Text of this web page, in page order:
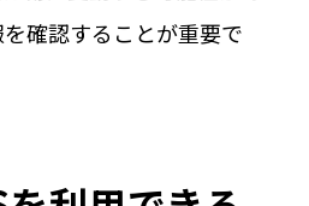
確認することが重要で